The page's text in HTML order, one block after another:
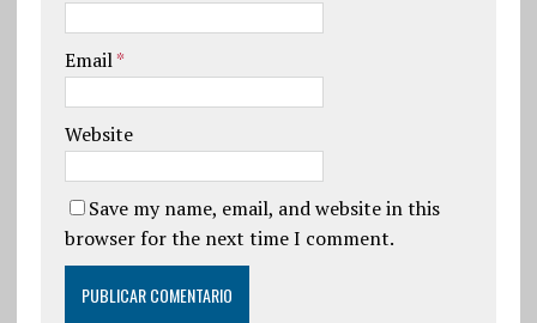
Email*
Website
Save my name, email, and website in this
browser for the next time I comment.